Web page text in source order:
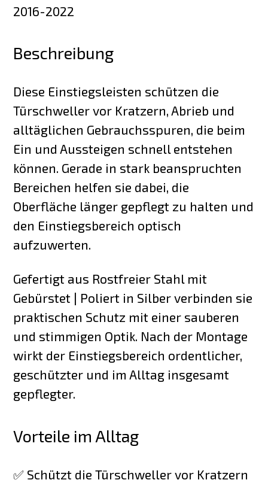
2016-2022
Beschreibung
Diese Einstiegsleisten schützen die
Türschweller vor Kratzern, Abrieb und
alltäglichen Gebrauchsspuren, die beim
Ein und Aussteigen schnell entstehen
können. Gerade in stark beanspruchten
Bereichen helfen sie dabei, die
Oberfläche länger gepflegt zu halten und
den Einstiegsbereich optisch
aufzuwerten.
Gefertigt aus Rostfreier Stahl mit
Gebürstet | Poliert in Silber verbinden sie
praktischen Schutz mit einer sauberen
und stimmigen Optik. Nach der Montage
wirkt der Einstiegsbereich ordentlicher,
geschützter und im Alltag insgesamt
gepflegter.
Vorteile im Alltag
✅ Schützt die Türschweller vor Kratzern